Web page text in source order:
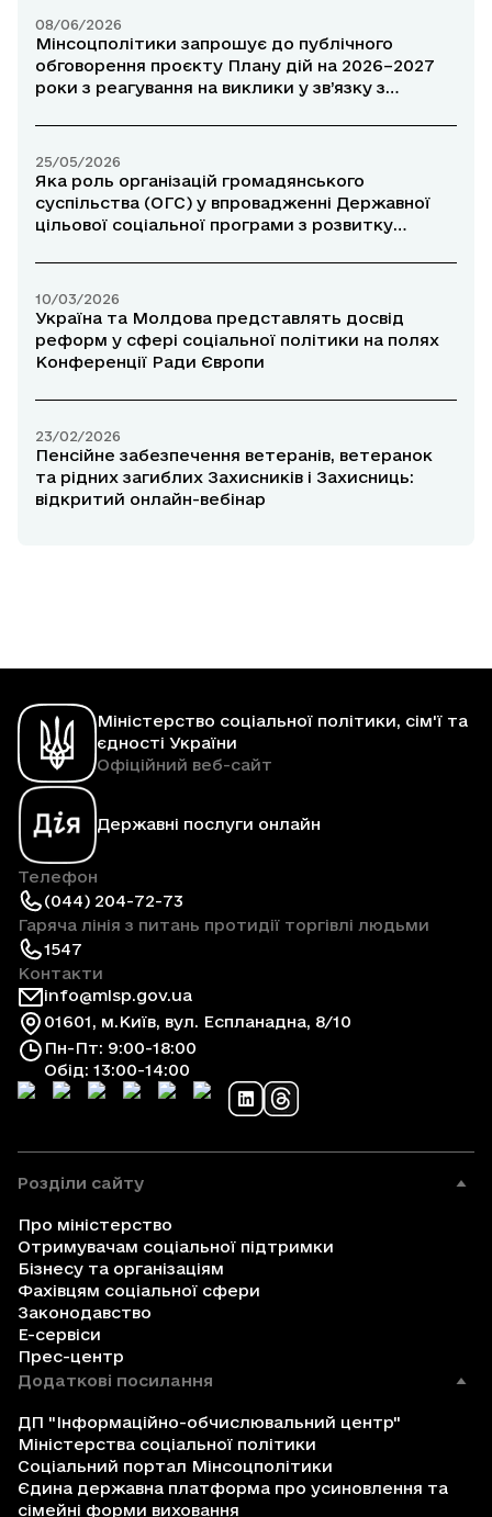
08/06/2026
Мінсоцполітики запрошує до публічного
обговорення проєкту Плану дій на 2026–2027
роки з реагування на виклики у зв’язку з
для громадян України в ЄС
25/05/2026
Яка роль організацій громадянського
суспільства (ОГС) у впровадженні Державної
цільової соціальної програми з розвитку
10/03/2026
Україна та Молдова представлять досвід
реформ у сфері соціальної політики на полях
Конференції Ради Європи
23/02/2026
Пенсійне забезпечення ветеранів, ветеранок
та рідних загиблих Захисників і Захисниць:
відкритий онлайн-вебінар
Міністерство соціальної політики, сім'ї та
єдності України
Офіційний веб-сайт
Державні послуги онлайн
Телефон
(044) 204-72-73
Гаряча лінія з питань протидії торгівлі людьми
1547
Контакти
info@mlsp.gov.ua
01601, м.Київ, вул. Еспланадна, 8/10
Пн-Пт: 9:00-18:00
Обід: 13:00-14:00
Розділи сайту
Про міністерство
Отримувачам соціальної підтримки
Бізнесу та організаціям
Фахівцям соціальної сфери
Законодавство
Е-сервіси
Прес-центр
Додаткові посилання
ДП "Інформаційно-обчислювальний центр"
Міністерства соціальної політики
Соціальний портал Мінсоцполітики
Єдина державна платформа про усиновлення та
сімейні форми виховання